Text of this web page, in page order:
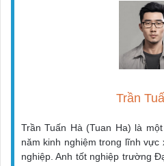
Trần
Trần Tuấn Hà (Tuan Ha) là
năm kinh nghiệm trong lĩnh
nghiệp. Anh tốt nghiệp trường